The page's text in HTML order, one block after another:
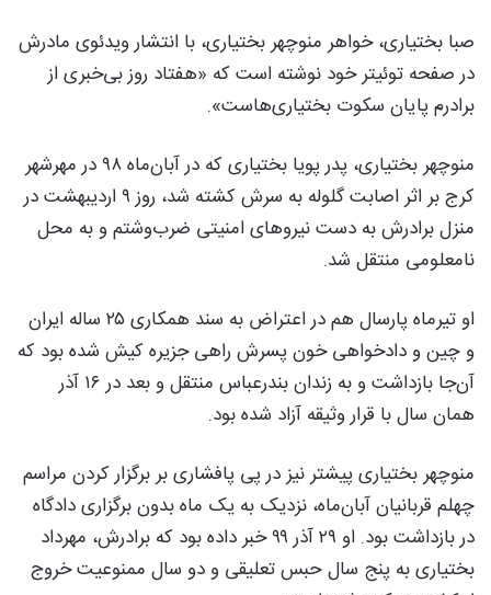
صبا بختیاری، خواهر منوچهر بختیاری، با انتشار ویدئوی مادرش
در صفحه توئیتر خود نوشته است که «هفتاد روز بی‌خبری از
برادرم پايان سكوت بختياری‌هاست».
منوچهر بختیاری، پدر پویا بختیاری که در آبان‌ماه ۹۸ در مهرشهر
کرج بر اثر اصابت گلوله به سرش کشته شد، روز ۹ اردیبهشت‌ در
منزل برادرش به دست نیروهای امنیتی ضرب‌وشتم و به محل
نامعلومی منتقل شد.
او تیرماه پارسال هم در اعتراض به سند همکاری ۲۵ ساله ایران
و چین و دادخواهی خون پسرش راهی جزیره کیش شده بود که
آن‌جا بازداشت و به زندان بند‌رعباس منتقل و بعد در ۱۶ آذر
همان سال با قرار وثیقه آزاد شده بود.
منوچهر بختیاری پیشتر نیز در پی پافشاری بر برگزار کردن مراسم
چهلم قربانیان آبان‌ماه، نزدیک به یک ماه بدون برگزاری دادگاه
در بازداشت بود. او ۲۹ آذر ۹۹ خبر داده بود که برادرش، مهرداد
بختیاری به پنج سال حبس تعلیقی و دو سال ممنوعیت خروج